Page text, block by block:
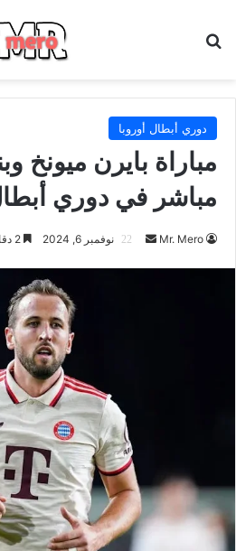
دوري أبطال أوروبا
مباراة بايرن ميونخ
مباشر في دوري
Mr. Mero
أرسل نوفمبر 6, 2024